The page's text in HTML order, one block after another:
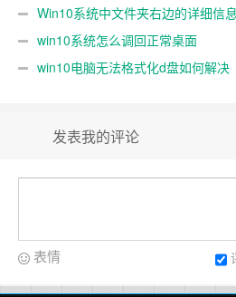
Win10系统中文件夹右边的详细信
win10系统怎么调回正常桌面
win10电脑无法格式化d盘如何解决
发表我的评论
表情